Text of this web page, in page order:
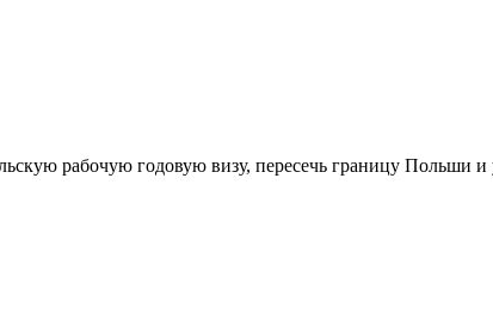
рабочую годовую визу, пересечь границу Польши и